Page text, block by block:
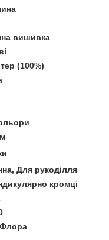
вишивка
(100%)
Для рукоділля
кромці
Флора